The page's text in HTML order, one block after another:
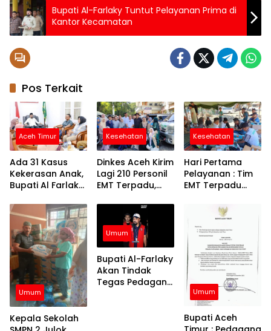
Bupati Al-Farlaky Tuntut Pelayanan Prima di
Kantor Kecamatan
Pos Terkait
Aceh Timur
Ada 31 Kasus
Kekerasan Anak,
Bupati Al Farlaky
Aman
Kesehatan
Dinkes Aceh Kirim
Lagi 210 Personil
EMT Terpadu,
Kabupaten
Kesehatan
Hari Pertama
Pelayanan : Tim
EMT Terpadu
Aceh Jangkau
Wilayah
Terpencil dan
Pengungsian
Umum
Kepala Sekolah
Umum
Bupati Al-Farlaky
Akan Tindak
Tegas Pedagang
Umum
Bupati Aceh